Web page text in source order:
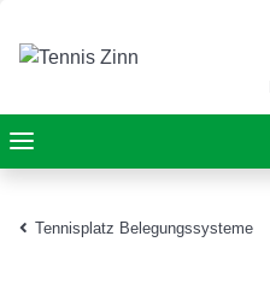
Tennisplatz Belegungssysteme